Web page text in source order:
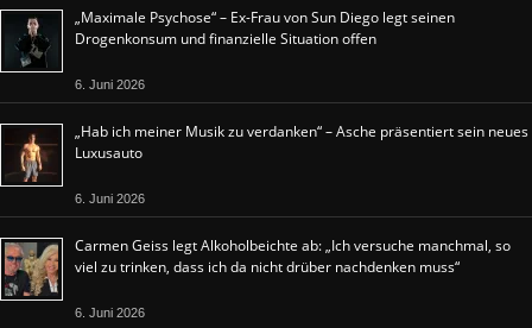
„Maximale Psychose“ – Ex-Frau von Sun Diego legt seinen
Drogenkonsum und finanzielle Situation offen
6. Juni 2026
„Hab ich meiner Musik zu verdanken“ – Asche präsentiert sein neues
Luxusauto
6. Juni 2026
Carmen Geiss legt Alkoholbeichte ab: „Ich versuche manchmal, so
viel zu trinken, dass ich da nicht drüber nachdenken muss“
6. Juni 2026